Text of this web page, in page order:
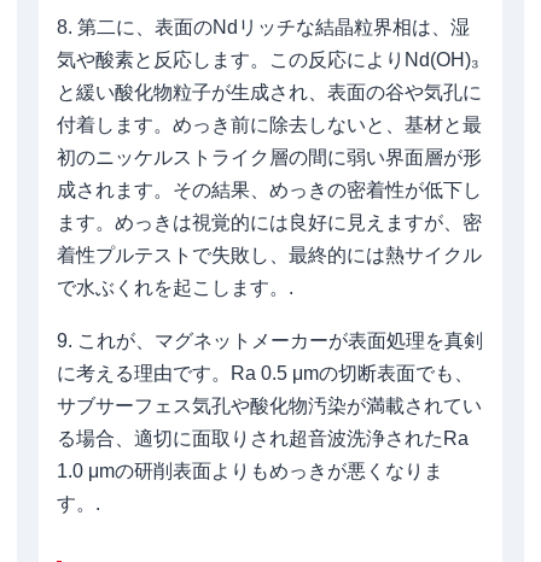
8. 第二に、表面のNdリッチな結晶粒界相は、湿
気や酸素と反応します。この反応によりNd(OH)₃
と緩い酸化物粒子が生成され、表面の谷や気孔に
付着します。めっき前に除去しないと、基材と最
初のニッケルストライク層の間に弱い界面層が形
成されます。その結果、めっきの密着性が低下し
ます。めっきは視覚的には良好に見えますが、密
着性プルテストで失敗し、最終的には熱サイクル
で水ぶくれを起こします。.
9. これが、マグネットメーカーが表面処理を真剣
に考える理由です。Ra 0.5 μmの切断表面でも、
サブサーフェス気孔や酸化物汚染が満載されてい
る場合、適切に面取りされ超音波洗浄されたRa
1.0 μmの研削表面よりもめっきが悪くなりま
す。.